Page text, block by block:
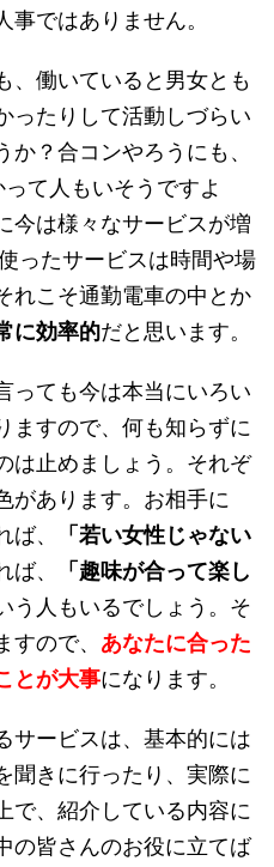
ではありません。
、働いていると男女とも
ったりして活動しづらい
？合コンやろうにも、
て人もいそうですよ
今は様々なサービスが増
ったサービスは時間や場
れこそ通勤電車の中とか
に効率的だと思います。
っても今は本当にいろい
ますので、何も知らずに
は止めましょう。それぞ
があります。お相手に
ば、
「若い女性じゃない
ば、
「趣味が合って楽し
う人もいるでしょう。そ
ので、 あなたに合った
とが大事になります。
サービスは、基本的には
聞きに行ったり、実際に
で、紹介している内容に
の皆さんのお役に立てば